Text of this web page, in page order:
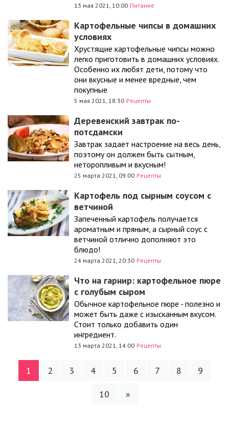
13 мая 2021, 10:00 Питание
Картофельные чипсы в домашних
условиях
Хрустящие картофельные чипсы можно
легко приготовить в домашних условиях.
Особенно их любят дети, потому что
они вкусные и менее вредные, чем
покупные
5 мая 2021, 18:30 Рецепты
Деревенский завтрак по-
потсдамски
Завтрак задает настроение на весь день,
поэтому он должен быть сытным,
неторопливым и вкусным!
25 марта 2021, 09:00 Рецепты
Картофель под сырным соусом с
ветчиной
Запеченный картофель получается
ароматным и пряным, а сырный соус с
ветчиной отлично дополняют это
блюдо!
24 марта 2021, 20:30 Рецепты
Что на гарнир: картофельное пюре
с голубым сыром
Обычное картофельное пюре - полезно и
может быть даже с изысканным вкусом.
Стоит только добавить один
ингредиент.
13 марта 2021, 14:00 Рецепты
1 2 3 4 5 6 7 8
9
10
»